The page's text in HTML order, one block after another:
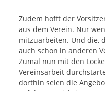
Zudem hofft der
aus dem Verein. Nur
mitzuarbeiten. Und die,
auch schon in anderen
Zumal nun mit den
Vereinsarbeit
dorthin seien die